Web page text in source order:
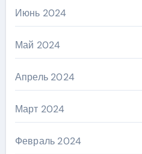
Июнь 2024
Май 2024
Апрель 2024
Март 2024
Февраль 2024